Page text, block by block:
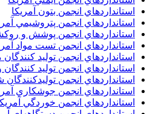
استانداردهاي انجمن بتون آمريکا
استانداردهاي انجمن پتروشيمي
استانداردهاي انجمن پوشش و
استانداردهاي انجمن تست مواد
استانداردهاي انجمن توليد
استانداردهاي انجمن توليد
استانداردهاي انجمن
استانداردهاي انجمن جوشکاري
استانداردهاي انجمن خوردگي